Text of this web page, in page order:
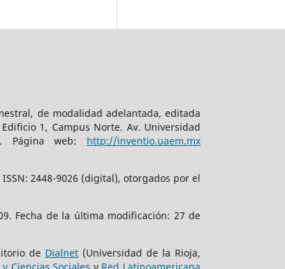
de modalidad adelantada, editada
1, Campus Norte. Av. Universidad
Página web: http://inventio.uaem.mx
2448-9026 (digital), otorgados por el
Fecha de la última modificación: 27 de
de Dialnet (Universidad de la Rioja,